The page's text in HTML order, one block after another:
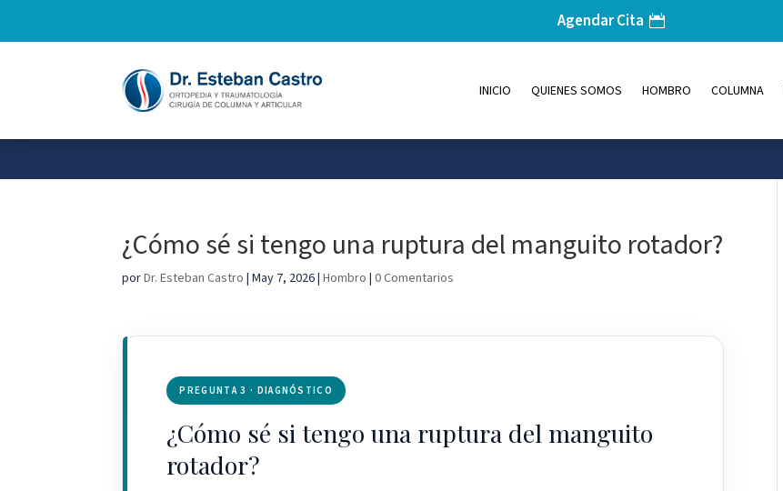
Agendar Cita
INICIO QUIENES SOMOS HOMBRO COLUMNA
¿Cómo sé si tengo una ruptura del manguito rotador?
porDr. Esteban Castro |May 7, 2026|Hombro |0 Comentarios
PREGUNTA 3 · DIAGNÓSTICO
¿Cómo sé si tengo una ruptura del manguito
rotador?